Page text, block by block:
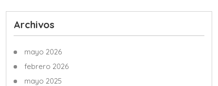
Archivos
mayo 2026
febrero 2026
mayo 2025